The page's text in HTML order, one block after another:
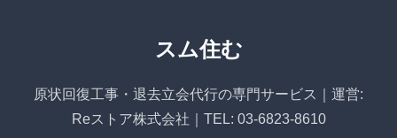
スム住む
原状回復工事・退去立会代行の専門サービス｜運営:
Reストア株式会社｜TEL: 03-6823-8610